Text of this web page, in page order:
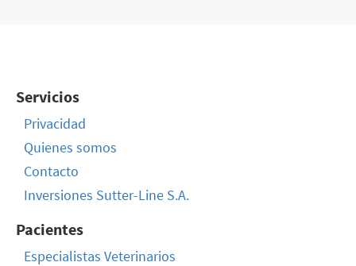
Servicios
Privacidad
Quienes somos
Contacto
Inversiones Sutter-Line S.A.
Pacientes
Especialistas Veterinarios